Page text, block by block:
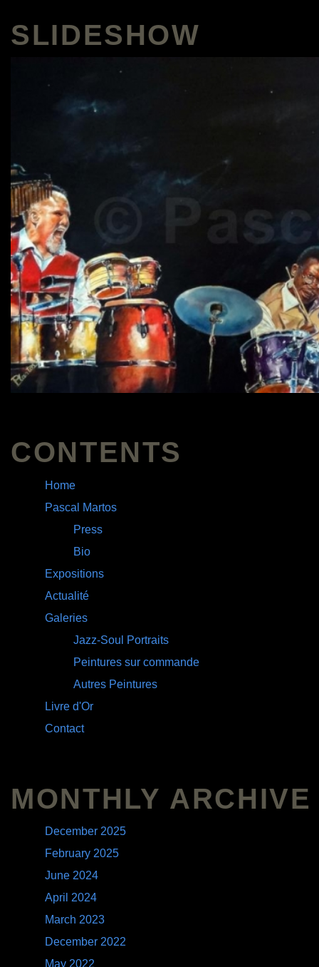
SLIDESHOW
CONTENTS
Pascal Martos
Expositions
Actualité
Galeries
Jazz-Soul Portraits
Peintures sur commande
Autres Peintures
Livre d'Or
Contact
MONTHLY ARCHIVE
December 2017
November 2017
October 2017
July 2017
May 2017
April 2017
February 2017
January 2017